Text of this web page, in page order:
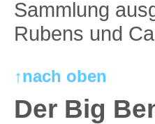
Sammlung
Rubens und
↑nach oben
Der Big